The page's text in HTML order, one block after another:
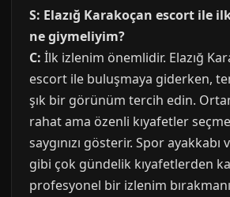
S: Elazığ Karakoçan escort ile
ne giymeliyim?
C: İlk izlenim önemlidir. Elazığ
escort ile buluşmaya giderken,
şık bir görünüm tercih edin.
rahat ama özenli kıyafetler
saygınızı gösterir. Spor
gibi çok gündelik kıyafetlerden
profesyonel bir izlenim